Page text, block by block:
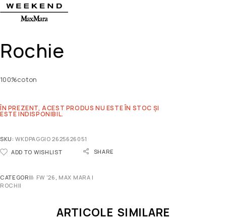
Rochie
100%coton
ÎN PREZENT, ACEST PRODUS NU ESTE ÎN STOC ȘI
ESTE INDISPONIBIL.
SKU:WKDPAGGIO 2625626051
ADD TO WISHLIST
SHARE
CATEGORII: FW '26 , MAX MARA |
ROCHII
ARTICOLE SIMILARE